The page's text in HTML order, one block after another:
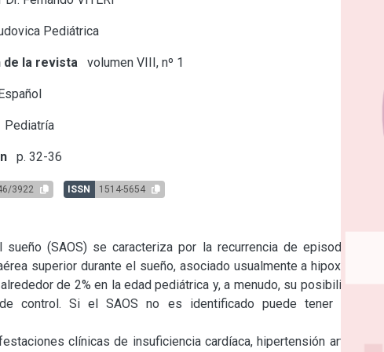
Pediátrica
de la revista volumen VIII, nº 1
Pediatría
p. 32-36
3922 ISSN 1514-5654
(SAOS) se caracteriza por la recurrencia de episodios de
superior durante el sueño, asociado usualmente a hipoxemia e
de 2% en la edad pediátrica y, a menudo, su posibilidad no
control. Si el SAOS no es identificado puede tener graves
clínicas de insuficiencia cardíaca, hipertensión arterial e